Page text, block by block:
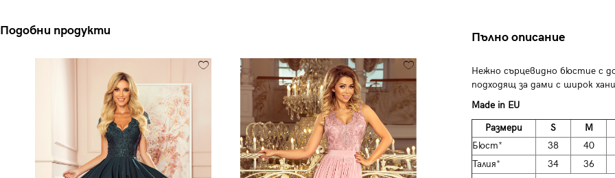
Подобни продукти Пълно описание
Нежно сърцевидно бюстие с
подходящ за дами с широк
Made in EU
Размери
S M
Бюст*
38 40
Талия*
34 36